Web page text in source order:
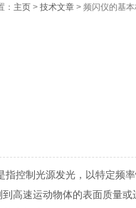
： 主页 >技术文章 > 频闪仪的基
控制光源发光，以特定频率
高速运动物体的表面质量或